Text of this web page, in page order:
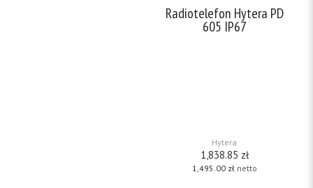
Radiotelefon Hytera PD
605 IP67
Hytera
1,838.85 zł
1,495.00 złnetto